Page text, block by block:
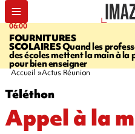
06:00
FOURNITURES
SCOLAIRESQuand les
des écoles mettent la main à la
pour bien enseigner
Accueil Actus Réunion
Téléthon
Appel à la